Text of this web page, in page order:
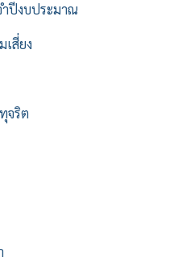
ำปีงบประมาณ
เสี่ยง
จริต